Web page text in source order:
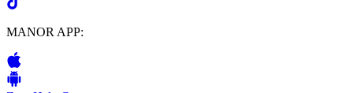
MANOR APP: